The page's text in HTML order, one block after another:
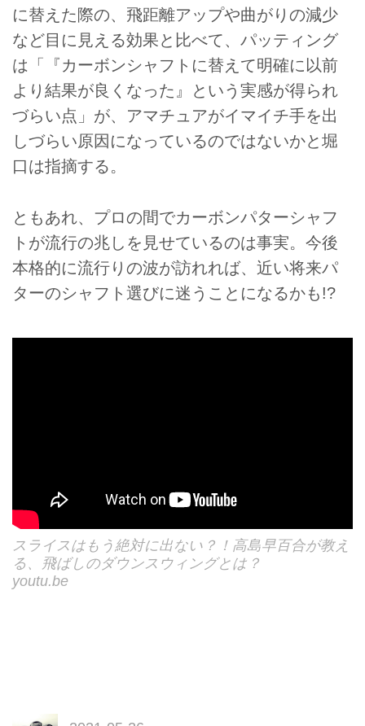
に替えた際の、飛距離アップや曲がりの減少
など目に見える効果と比べて、パッティング
は「『カーボンシャフトに替えて明確に以前
より結果が良くなった』という実感が得られ
づらい点」が、アマチュアがイマイチ手を出
しづらい原因になっているのではないかと堀
口は指摘する。
ともあれ、プロの間でカーボンパターシャフ
トが流行の兆しを見せているのは事実。今後
本格的に流行りの波が訪れれば、近い将来パ
ターのシャフト選びに迷うことになるかも!?
スライスはもう絶対に出ない？！高島早百合が教え
る、飛ばしのダウンスウィングとは？
youtu.be